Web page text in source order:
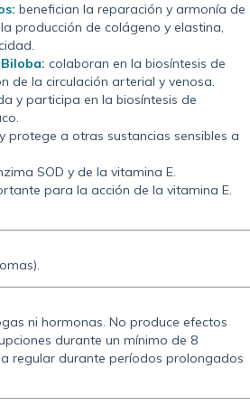
benefician la reparación y armonía de
producción de colágeno y elastina,
colaboran en la biosíntesis de
de la circulación arterial y venosa.
y participa en la biosíntesis de
protege a otras sustancias sensibles a
SOD y de la vitamina E.
para la acción de la vitamina E.
ni hormonas. No produce efectos
durante un mínimo de 8
regular durante períodos prolongados